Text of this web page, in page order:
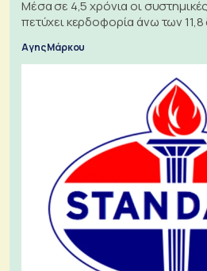
Μέσα σε 4,5 χρόνια οι
πετύχει κερδοφορία άνω των
Αγης Μάρκου